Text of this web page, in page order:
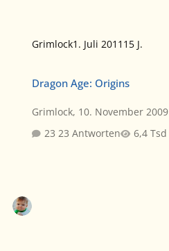
Grimlock1. Juli 2011 15 J.
Dragon Age: Origins
Grimlock, 10. November 2009
23 Antworten